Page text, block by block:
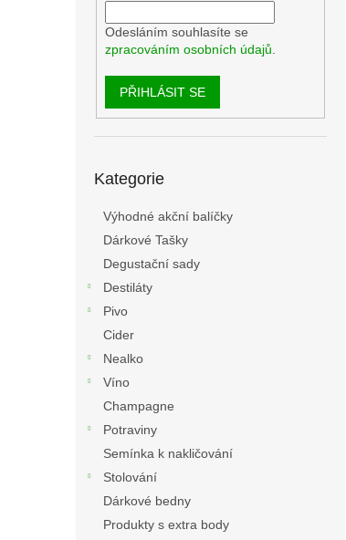
Odesláním souhlasíte se
zpracováním osobních údajů
PŘIHLÁSIT SE
kategorie
Kategorie
Výhodné akční balíčky
Dárkové Tašky
Degustační sady
Destiláty
Pivo
Cider
Nealko
Víno
Champagne
Potraviny
Semínka k nakličování
Stolování
Dárkové bedny
Produkty s extra body